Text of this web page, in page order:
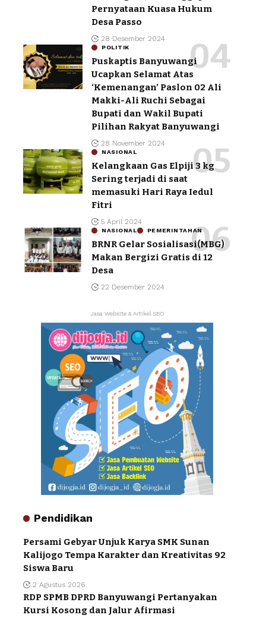
Pernyataan Kuasa Hukum
Desa Passo
28 Desember 2024
POLITIK
Puskaptis Banyuwangi
Ucapkan Selamat Atas
‘Kemenangan’ Paslon 02 Ali
Makki-Ali Ruchi Sebagai
Bupati dan Wakil Bupati
Pilihan Rakyat Banyuwangi
28 November 2024
NASIONAL
Kelangkaan Gas Elpiji 3 kg
Sering terjadi di saat
memasuki Hari Raya Iedul
Fitri
5 April 2024
NASIONAL PEMERINTAHAN
BRNR Gelar Sosialisasi(MBG)
Makan Bergizi Gratis di 12
Desa
22 Desember 2024
Jasa Website & Artikel SEO
Pendidikan
Persami Gebyar Unjuk Karya SMK Sunan
Kalijogo Tempa Karakter dan Kreativitas 92
Siswa Baru
2 Agustus 2026
RDP SPMB DPRD Banyuwangi Pertanyakan
Kursi Kosong dan Jalur Afirmasi